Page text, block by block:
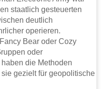
staatlich gesteuerten
deutlich
operieren.
Bear oder Cozy
oder
die Methoden
gezielt für geopolitische